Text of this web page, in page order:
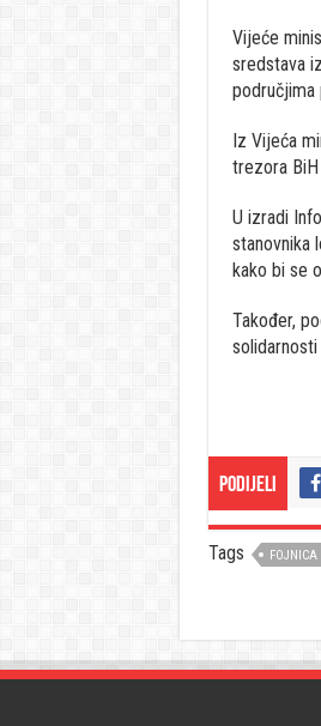
Vijeće
sredstava
područjima
Iz Vijeća
trezora
U izradi
stanovnika
kako bi se
Također,
Podijeli
Tags FOJNICA